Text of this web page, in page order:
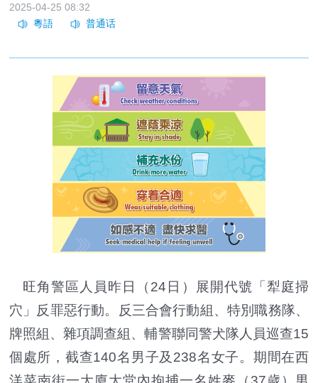
2025-04-25 08:32
旺角警區人員昨日（24日）展開代號「犁庭掃
穴」反罪惡行動。反三合會行動組、特別職務隊、
牌照組、雜項調查組、輔警聯同警犬隊人員巡查15
個處所，截查140名男子及238名女子。期間在西